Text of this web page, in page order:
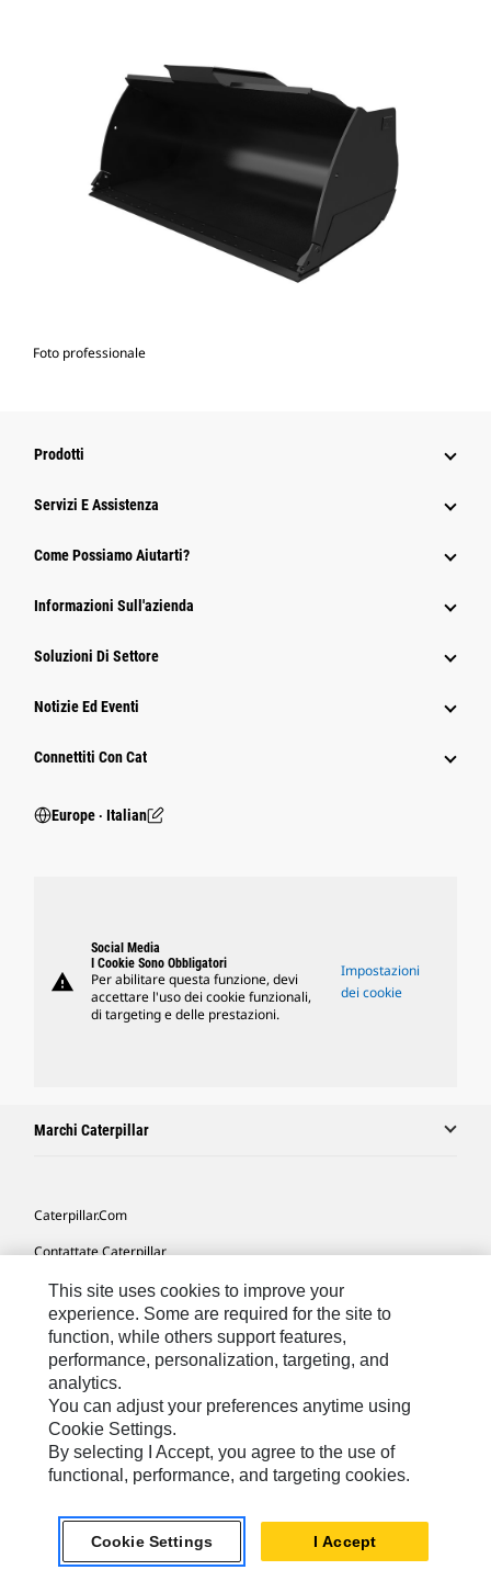
Foto professionale
Prodotti
Servizi E Assistenza
Come Possiamo Aiutarti?
Informazioni Sull'azienda
Soluzioni Di Settore
Notizie Ed Eventi
Connettiti Con Cat
Europe ‧ Italian
warning
Social Media
I Cookie Sono Obbligatori
Per abilitare questa funzione, devi
accettare l'uso dei cookie funzionali,
di targeting e delle prestazioni.
Impostazioni
dei cookie
Marchi Caterpillar
Caterpillar.com
Contattate Caterpillar
Le Mie Preferenze Di Marketing
Mappa Del Sito
Cookie Settings
Informazioni Legali
Tutela Della Privacy
Europe - Italian© 2026 Caterpillar. Tutti i diritti riservati.
This site uses cookies to improve your
experience. Some are required for the site to
function, while others support features,
performance, personalization, targeting, and
analytics.
You can adjust your preferences anytime using
Cookie Settings.
By selecting I Accept, you agree to the use of
functional, performance, and targeting cookies.
Cookie Settings I Accept